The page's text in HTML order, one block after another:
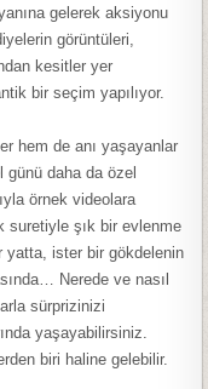
gelerek aksiyonu
görüntüleri,
kesitler yer
bir seçim yapılıyor.
hem de anı yaşayanlar
günü daha da özel
örnek videolara
suretiyle şık bir evlenme
yatta, ister bir gökdelenin
Nerede ve nasıl
sürprizinizi
yaşayabilirsiniz.
biri haline gelebilir.